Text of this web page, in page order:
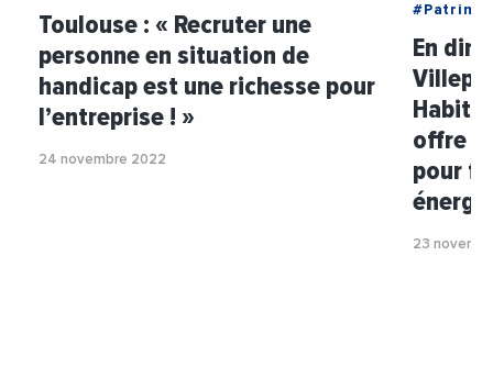
Toulouse : « Recruter une
personne en situation de
handicap est une richesse pour
l’entreprise ! »
24 novembre 2022
En
offre
pour
23